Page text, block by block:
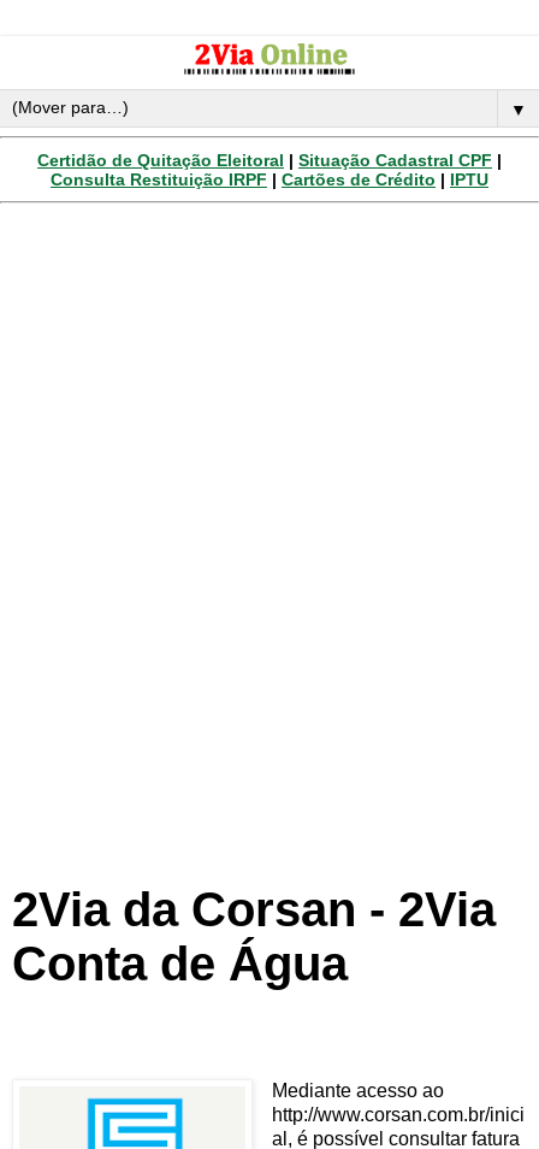
▼
Certidão de Quitação Eleitoral | Situação Cadastral CPF |
Consulta Restituição IRPF | Cartões de Crédito | IPTU
2Via da Corsan - 2Via
Conta de Água
Mediante acesso ao
http://www.corsan.com.br/inici
al, é possível consultar fatura